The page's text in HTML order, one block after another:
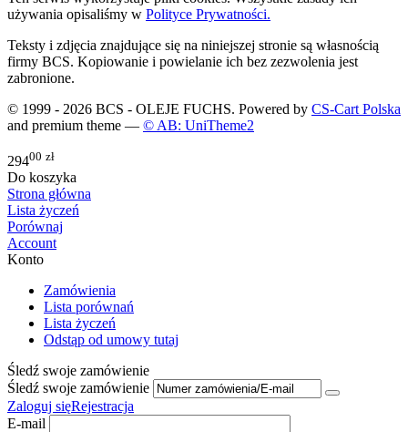
używania opisaliśmy w Polityce Prywatności.
Teksty i zdjęcia znajdujące się na niniejszej stronie są własnością
firmy BCS. Kopiowanie i powielanie ich bez zezwolenia jest
zabronione.
© 1999 - 2026 BCS - OLEJE FUCHS. Powered by CS-Cart Polska
and premium theme — © AB: UniTheme2
29400 zł
Do koszyka
Strona główna
Lista życzeń
Porównaj
Account
Konto
Zamówienia
Lista porównań
Lista życzeń
Odstąp od umowy tutaj
Śledź swoje zamówienie
Śledź swoje zamówienie
Zaloguj sięRejestracja
E-mail